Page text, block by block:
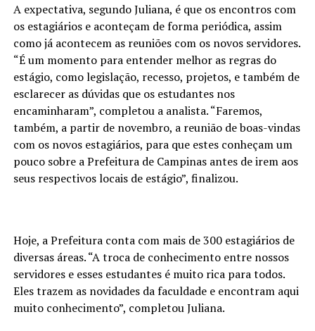
A expectativa, segundo Juliana, é que os encontros com
os estagiários e aconteçam de forma periódica, assim
como já acontecem as reuniões com os novos servidores.
“É um momento para entender melhor as regras do
estágio, como legislação, recesso, projetos, e também de
esclarecer as dúvidas que os estudantes nos
encaminharam”, completou a analista. “Faremos,
também, a partir de novembro, a reunião de boas-vindas
com os novos estagiários, para que estes conheçam um
pouco sobre a Prefeitura de Campinas antes de irem aos
seus respectivos locais de estágio”, finalizou.
Hoje, a Prefeitura conta com mais de 300 estagiários de
diversas áreas. “A troca de conhecimento entre nossos
servidores e esses estudantes é muito rica para todos.
Eles trazem as novidades da faculdade e encontram aqui
muito conhecimento”, completou Juliana.